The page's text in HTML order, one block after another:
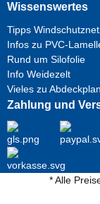
Wissenswertes
Tipps
Infos zu PVC-
Rund um Silofolie
Info Weidezelt
Vieles zu
Zahlung und
* Alle